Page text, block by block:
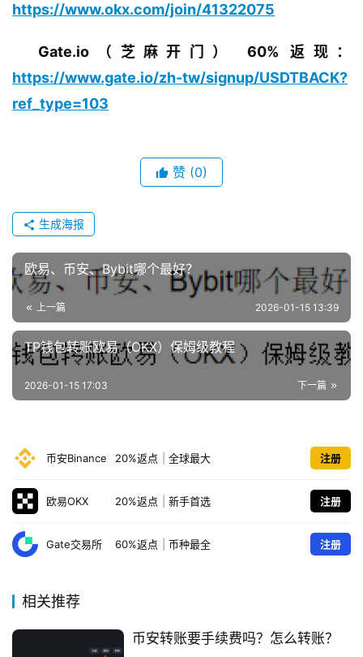
https://www.okx.com/join/41322075
Gate.io（芝麻开门） 60% 返现：
https://www.gate.io/zh-tw/signup/USDTBACK?
ref_type=103
赞 (0)
生成海报
欧易、币安、Bybit哪个最好？
上一篇 2026-01-15 13:39
TP钱包转账欧易（OKX）保姆级教程
下一篇
2026-01-15 17:03
币安Binance 20%返点 全球最大 注册
欧易OKX 20%返点 新手首选 注册
Gate交易所 60%返点 币种最全 注册
相关推荐
币安转账要手续费吗？怎么转账？